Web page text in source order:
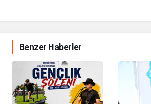
Benzer Haberler